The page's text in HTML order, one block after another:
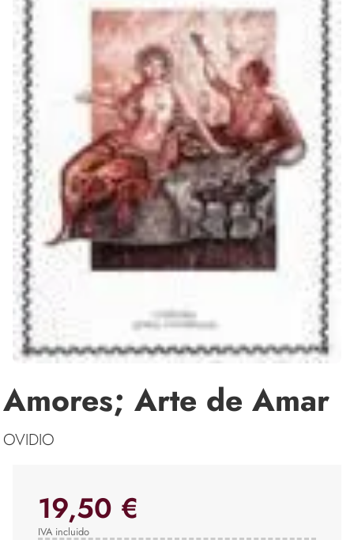
Amores; Arte de Amar
OVIDIO
19,50 €
IVA incluido